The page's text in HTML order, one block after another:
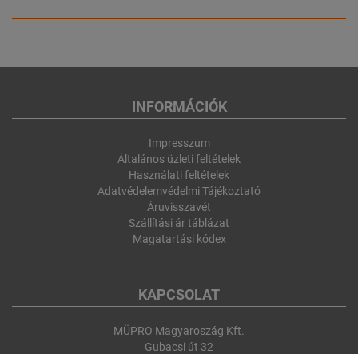
INFORMÁCIÓK
Impresszum
Általános üzleti feltételek
Használati feltételek
Adatvédelemvédelmi Tájékoztató
Áruvisszavét
Szállítási ár táblázat
Magatartási kódex
KAPCSOLAT
MÜPRO Magyaroszág Kft.
Gubacsi út 32